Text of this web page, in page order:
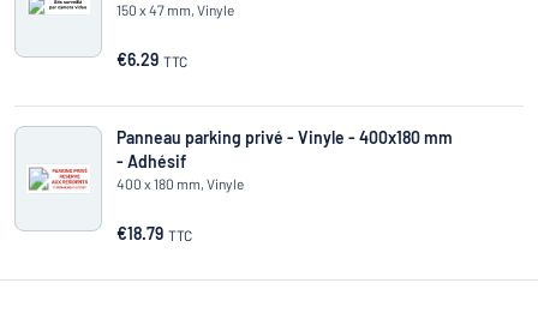
150 x 47 mm, Vinyle
€6.29 TTC
Panneau parking privé - Vinyle - 400x180 mm
- Adhésif
400 x 180 mm, Vinyle
€18.79 TTC